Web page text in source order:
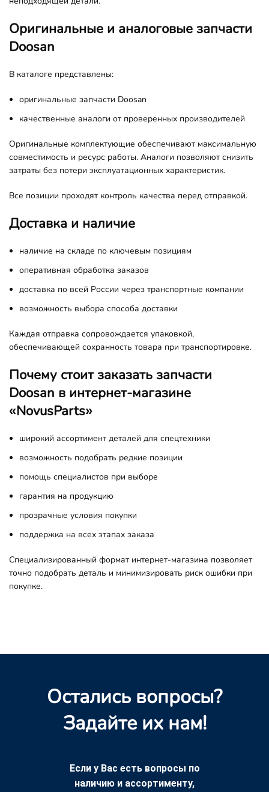
Оригинальные и аналоговые запчасти
Doosan
В каталоге представлены:
оригинальные запчасти Doosan
качественные аналоги от проверенных производителей
Оригинальные комплектующие обеспечивают максимальную
совместимость и ресурс работы. Аналоги позволяют снизить
затраты без потери эксплуатационных характеристик.
Все позиции проходят контроль качества перед отправкой.
Доставка и наличие
наличие на складе по ключевым позициям
оперативная обработка заказов
доставка по всей России через транспортные компании
возможность выбора способа доставки
Каждая отправка сопровождается упаковкой,
обеспечивающей сохранность товара при транспортировке.
Почему стоит заказать запчасти
Doosan в интернет-магазине
«NovusParts»
широкий ассортимент деталей для спецтехники
возможность подобрать редкие позиции
помощь специалистов при выборе
гарантия на продукцию
прозрачные условия покупки
поддержка на всех этапах заказа
Специализированный формат интернет-магазина позволяет
точно подобрать деталь и минимизировать риск ошибки при
покупке.
Остались вопросы?
Задайте их нам!
Если у Вас есть вопросы по
наличию и ассортименту,